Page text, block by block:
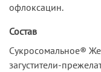
офлоксацин.
Состав
Сукросомальное®
загустители-